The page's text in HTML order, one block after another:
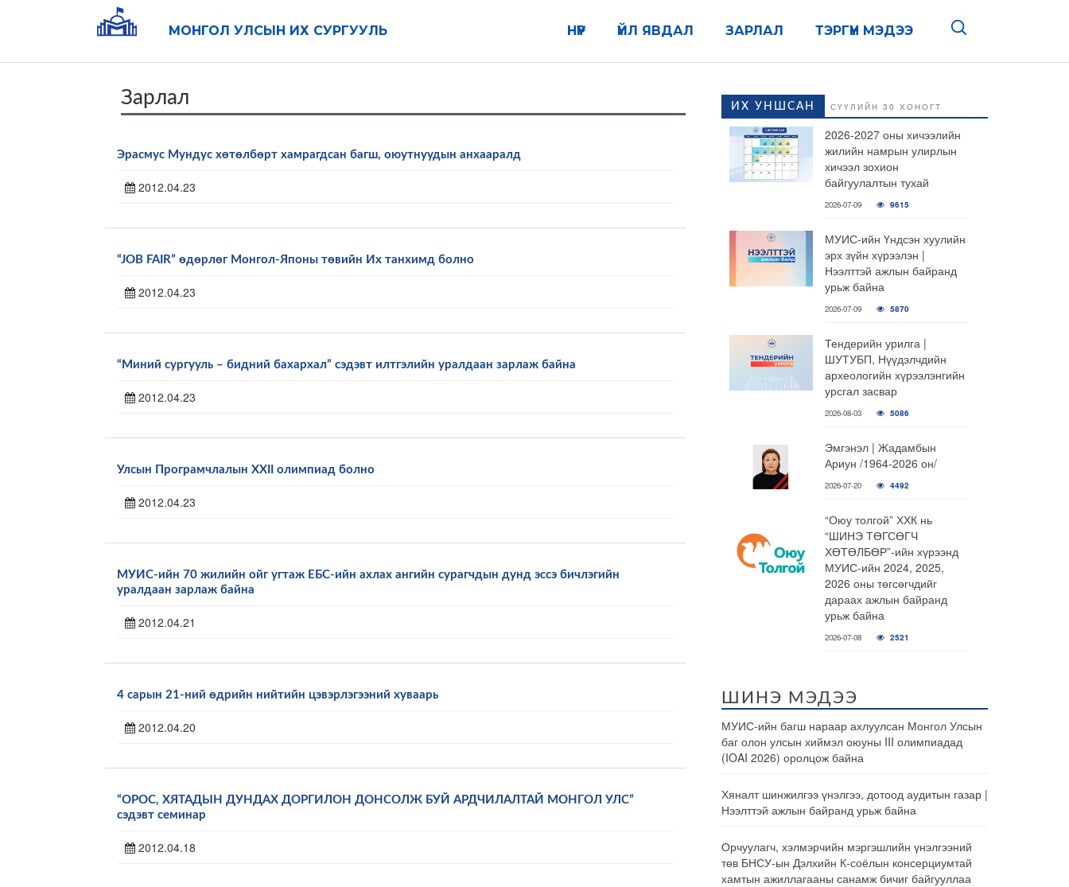
МОНГОЛ УЛСЫН ИХ СУРГУУЛЬ ТЭРГҮҮН МЭДЭЭ
ЗАРЛАЛ
ҮЙЛ ЯВДАЛ
НҮҮР
Зарлал
Эрасмус Мундус хөтөлбөрт хамрагдсан багш, оюутнуудын анхааралд
2012.04.23
“JOB FAIR” өдөрлөг Монгол-Японы төвийн Их танхимд болно
2012.04.23
“Миний сургууль – бидний бахархал” сэдэвт илтгэлийн уралдаан зарлаж байна
2012.04.23
Улсын Програмчлалын XXII олимпиад болно
2012.04.23
МУИС-ийн 70 жилийн ойг угтаж ЕБС-ийн ахлах ангийн сурагчдын дунд эссэ бичлэгийн
уралдаан зарлаж байна
2012.04.21
4 сарын 21-ний өдрийн нийтийн цэвэрлэгээний хуваарь
2012.04.20
“ОРОС, ХЯТАДЫН ДУНДАХ ДОРГИЛОН ДОНСОЛЖ БУЙ АРДЧИЛАЛТАЙ МОНГОЛ УЛС”
сэдэвт семинар
2012.04.18
ИХ УНШСАН СҮҮЛИЙН 30 ХОНОГТ
2026-2027 оны хичээлийн
жилийн намрын улирлын
хичээл зохион
байгуулалтын тухай
2026-07-09 9615
МУИС-ийн Үндсэн хуулийн
эрх зүйн хүрээлэн |
Нээлттэй ажлын байранд
урьж байна
2026-07-09 5870
Тендерийн урилга |
ШУТУБП, Нүүдэлчдийн
археологийн хүрээлэнгийн
урсгал засвар
2026-08-03 5086
Эмгэнэл | Жадамбын
Ариун /1964-2026 он/
2026-07-20 4492
“Оюу толгой” ХХК нь
“ШИНЭ ТӨГСӨГЧ
ХӨТӨЛБӨР”-ийн хүрээнд
МУИС-ийн 2024, 2025,
2026 оны төгсөгчдийг
дараах ажлын байранд
урьж байна
2026-07-08 2521
ШИНЭ МЭДЭЭ
МУИС-ийн багш нараар ахлуулсан Монгол Улсын
баг олон улсын хиймэл оюуны III олимпиадад
(IOAI 2026) оролцож байна
Хяналт шинжилгээ үнэлгээ, дотоод аудитын газар |
Нээлттэй ажлын байранд урьж байна
Орчуулагч, хэлмэрчийн мэргэшлийн үнэлгээний
төв БНСУ-ын Дэлхийн К-соёлын консерциумтай
хамтын ажиллагааны санамж бичиг байгууллаа